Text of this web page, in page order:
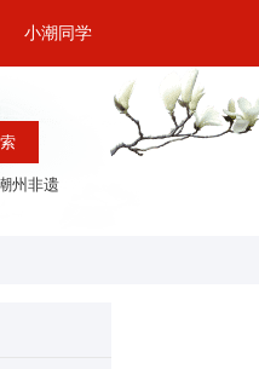
小潮同学
州非遗